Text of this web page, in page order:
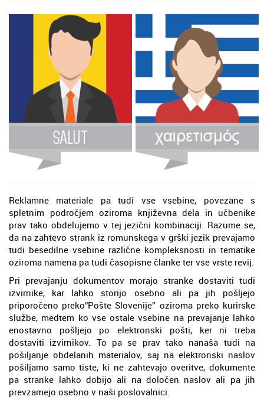
Reklamne materiale pa tudi vse vsebine, povezane s
spletnim področjem oziroma književna dela in učbenike
prav tako obdelujemo v tej jezični kombinaciji. Razume se,
da na zahtevo strank iz romunskega v grški jezik prevajamo
tudi besedilne vsebine različne kompleksnosti in tematike
oziroma namena pa tudi časopisne članke ter vse vrste revij.
Pri prevajanju dokumentov morajo stranke dostaviti tudi
izvirnike, kar lahko storijo osebno ali pa jih pošljejo
priporočeno preko“Pošte Slovenije” oziroma preko kurirske
službe, medtem ko vse ostale vsebine na prevajanje lahko
enostavno pošljejo po elektronski pošti, ker ni treba
dostaviti izvirnikov. To pa se prav tako nanaša tudi na
pošiljanje obdelanih materialov, saj na elektronski naslov
pošiljamo samo tiste, ki ne zahtevajo overitve, dokumente
pa stranke lahko dobijo ali na določen naslov ali pa jih
prevzamejo osebno v naši poslovalnici.